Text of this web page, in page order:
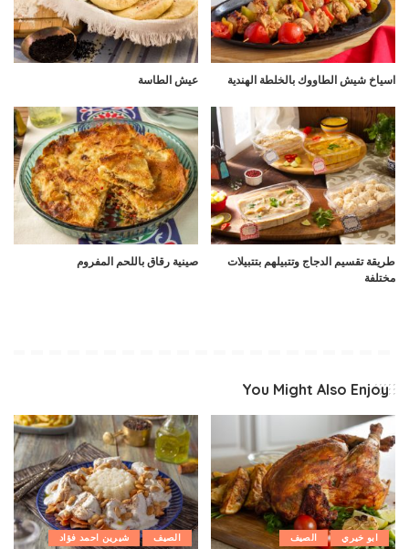
اسياخ شيش الطاووك بالخلطة الهندية عيش الطاسة
طريقة تقسيم الدجاج وتتبيلهم بتتبيلات
مختلفة
صينية رقاق باللحم المفروم
You Might Also Enjoy
ابو خيري الصيف الصيف شيرين احمد فؤاد